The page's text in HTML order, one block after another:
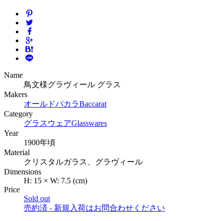
Name
鳥文様グラヴィール グラス
Makers
オールドバカラBaccarat
Category
グラスウェアGlasswares
Year
1900年頃
Material
クリスタルガラス、グラヴィール
Dimensions
H: 15 × W: 7.5 (cm)
Price
Sold out
売約済 - 新規入荷はお問合わせください